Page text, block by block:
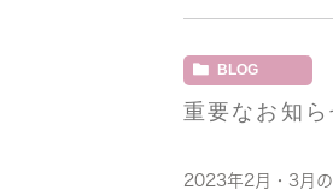
BLOG
重要なお知ら
2023年2月・3月の